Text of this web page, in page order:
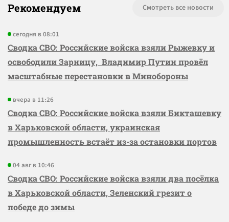
Рекомендуем Смотреть все новости
сегодня в 08:01
Сводка СВО: Российские войска взяли Рыжевку и
освободили Зарницу, Владимир Путин провёл
масштабные перестановки в Минобороны
вчера в 11:26
Сводка СВО: Российские войска взяли Бикташевку
в Харьковской области, украинская
промышленность встаёт из-за остановки портов
04 авг в 10:46
Сводка СВО: Российские войска взяли два посёлка
в Харьковской области, Зеленский грезит о
победе до зимы